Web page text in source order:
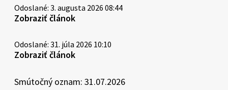
Odoslané: 3. augusta 2026 08:44
Zobraziť článok
Odoslané: 31. júla 2026 10:10
Zobraziť článok
Smútočný oznam: 31.07.2026